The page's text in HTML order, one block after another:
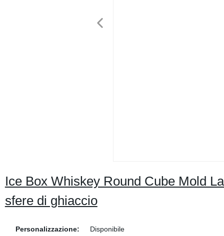
Ice Box Whiskey Round Cube Mold
sfere di ghiaccio
Personalizzazione:
Disponibile